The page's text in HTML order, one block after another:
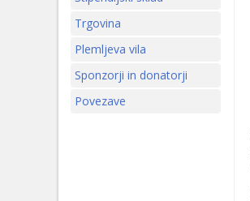
Trgovina
Plemljeva vila
Sponzorji in donatorji
Povezave